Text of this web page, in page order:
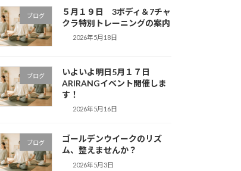
ブログ
５月１９日 3ボディ＆7チャ
クラ特別トレーニングの案内
2026年5月18日
ブログ
いよいよ明日5月１７日
ARIRANGイベント開催しま
す！
2026年5月16日
ブログ
ゴールデンウイークのリズ
ム、整えませんか？
2026年5月3日